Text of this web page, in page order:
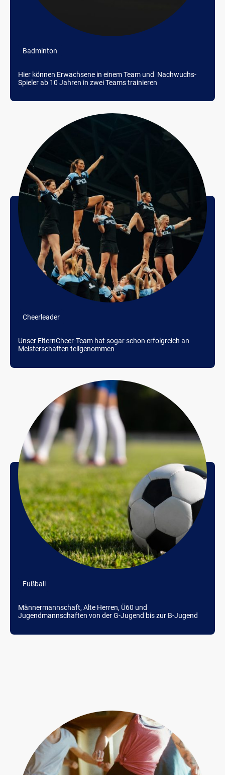
Badminton
Hier können Erwachsene in einem Team und Nachwuchs-
Spieler ab 10 Jahren in zwei Teams trainieren
Cheerleader
Unser ElternCheer-Team hat sogar schon erfolgreich an
Meisterschaften teilgenommen
Fußball
Männermannschaft, Alte Herren, Ü60 und
Jugendmannschaften von der G-Jugend bis zur B-Jugend